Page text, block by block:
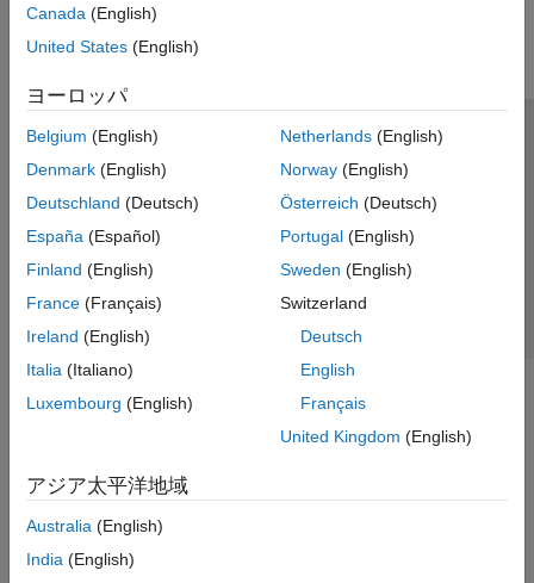
Canada (English)
United States (English)
ヨーロッパ
Belgium (English)
Denmark (English)
Deutschland (Deutsch)
España (Español)
Finland (English)
France (Français)
Ireland (English)
Italia (Italiano)
Luxembourg (English)
Netherlands(English)
Norway(English)
Österreich (Deutsch)
Portugal(English)
Sweden (English)
Switzerland
Deutsch
English
Français
United Kingdom (English)
アジア太平洋地域
Australia (English)
India (English)
トラストセンター
プライバシー ポリシー
違法コピー防止
アプリケーション ステータス
© 1994-2026 The MathWorks, Inc.